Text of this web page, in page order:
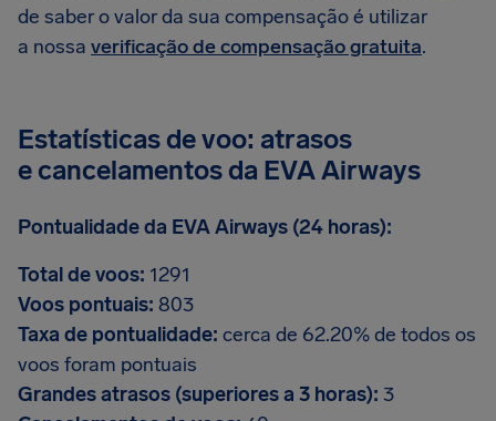
de saber o valor da sua compensação é utilizar
a nossa verificação de compensação gratuita.
Estatísticas de voo: atrasos
e cancelamentos da EVA Airways
Pontualidade da EVA Airways (24 horas):
Total de voos: 1291
Voos pontuais: 803
Taxa de pontualidade: cerca de 62.20% de todos os
voos foram pontuais
Grandes atrasos (superiores a 3 horas): 3